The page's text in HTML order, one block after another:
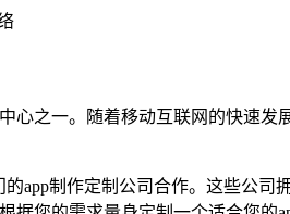
心之一。随着移动互联网的快速
app制作定制公司合作。这些公